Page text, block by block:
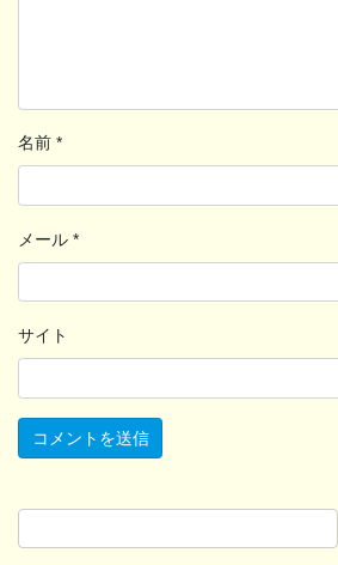
名前 *
メール *
サイト